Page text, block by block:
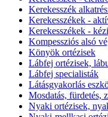
Kerekesszék
Kerekesszékek -
Kerekesszékek -
Kompessziós alsó
Könyök ortézisek
Lábfej ortézisek,
Lábfej specialisták
Látásgyakorlás
Mosdatás, fürdetés,
Nyaki ortézisek,